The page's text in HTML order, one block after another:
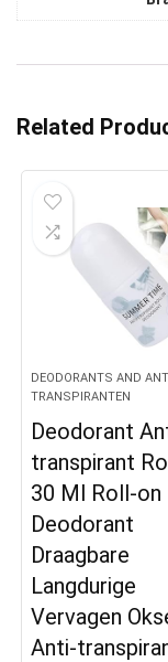
Related
DEODORANTS AND
TRANSPIRANTEN
Deodorant
transpirant
30 Ml Roll-on
Deodorant
Draagbare
Langdurige
Vervagen
Anti-